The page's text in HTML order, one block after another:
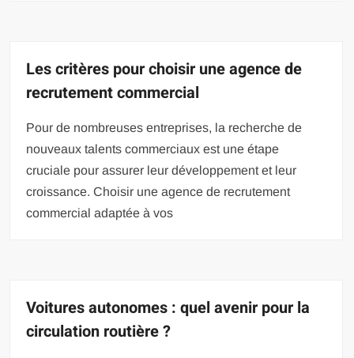
Les critères pour choisir une agence de
recrutement commercial
Pour de nombreuses entreprises, la recherche de
nouveaux talents commerciaux est une étape
cruciale pour assurer leur développement et leur
croissance. Choisir une agence de recrutement
commercial adaptée à vos
Voitures autonomes : quel avenir pour la
circulation routière ?